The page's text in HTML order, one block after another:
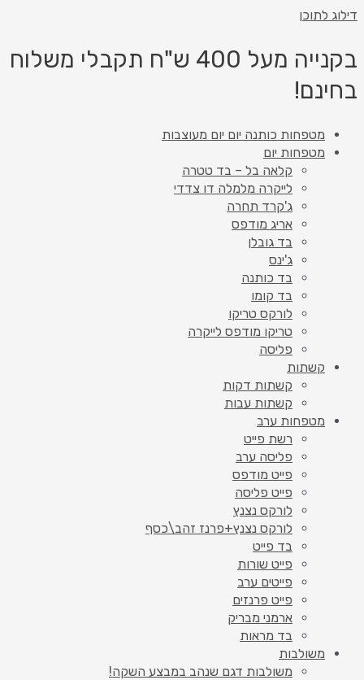
דילוג לתוכן
בקנייה מעל 400 ש"ח תקבלי משלוח
בחינם!
מטפחות כותנה יום יום מעוצבות
מטפחות יום
קלאה בל – בד טטרה
לייקרה מלמלה דו צדדי
ג'קרד תחרה
אריג מודפס
בד גובלן
ג'ינס
בד כותנה
בד קומו
לורקס טריקו
טריקו מודפס לייקרה
פליסה
קשתות
קשתות דקות
קשתות עבות
מטפחות ערב
רשת פייט
פליסה ערב
פייט מודפס
פייט פליסה
לורקס נצנץ
לורקס נצנץ+פרנז זהב\כסף
בד פייט
פייט שורות
פייטים ערב
פייט פרנזים
ארמני מבריק
בד מראות
משולבות
משולבות דגם שנהב במבצע השקה!